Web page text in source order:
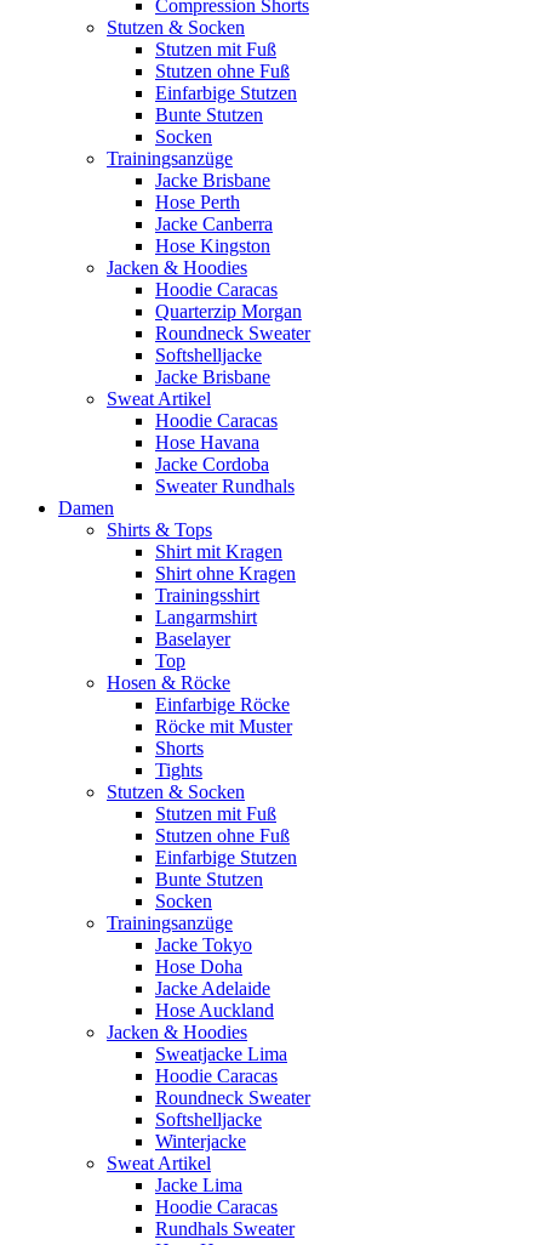
Compression Shorts
Stutzen & Socken
Stutzen mit Fuß
Stutzen ohne Fuß
Einfarbige Stutzen
Bunte Stutzen
Socken
Trainingsanzüge
Jacke Brisbane
Hose Perth
Jacke Canberra
Hose Kingston
Jacken & Hoodies
Hoodie Caracas
Quarterzip Morgan
Roundneck Sweater
Softshelljacke
Jacke Brisbane
Sweat Artikel
Hoodie Caracas
Hose Havana
Jacke Cordoba
Sweater Rundhals
Damen
Shirts & Tops
Shirt mit Kragen
Shirt ohne Kragen
Trainingsshirt
Langarmshirt
Baselayer
Top
Hosen & Röcke
Einfarbige Röcke
Röcke mit Muster
Shorts
Tights
Stutzen & Socken
Stutzen mit Fuß
Stutzen ohne Fuß
Einfarbige Stutzen
Bunte Stutzen
Socken
Trainingsanzüge
Jacke Tokyo
Hose Doha
Jacke Adelaide
Hose Auckland
Jacken & Hoodies
Sweatjacke Lima
Hoodie Caracas
Roundneck Sweater
Softshelljacke
Winterjacke
Sweat Artikel
Jacke Lima
Hoodie Caracas
Rundhals Sweater